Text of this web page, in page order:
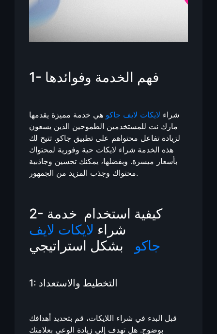
1- فهم الخدمة وفوائدها
شراء لايكات لايف جاكو هي خدمة مميزة يقدمها
مارك نت للمستخدمين الطموحين الذين يسعون
لزيادة تفاعل محتواهم على تطبيق جاكو. تتيح لك
هذه الخدمة شراء لايكات حية وفورية لمحتواك
بأسعار ميسرة. وبفضلها، يمكنك تحسين وجاذبية
محتواك وجذب المزيد من الجمهور.
2- كيفية استخدام خدمة
شراء لايكات لايف
جاكو بشكل استراتيجي
1: التخطيط والاستعداد
قبل البدء في شراء اللايكات، قم بتحديد أهدافك
بوضوح. هل تهدف إلى زيادة الوعي بعلامتك